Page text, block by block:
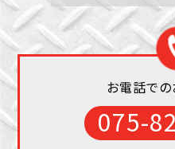
お電話で
075-